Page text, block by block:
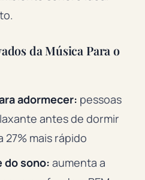
da Música Para o
adormecer: pessoas
antes de dormir
27% mais rápido
do sono: aumenta a